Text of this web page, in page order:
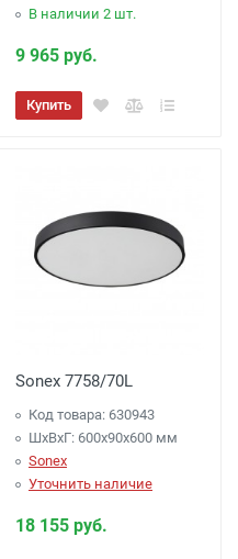
В наличии 2 шт.
9 965 руб.
Купить
Sonex 7758/70L
Код товара: 630943
ШхВхГ: 600x90x600 мм
Sonex
Уточнить наличие
18 155 руб.